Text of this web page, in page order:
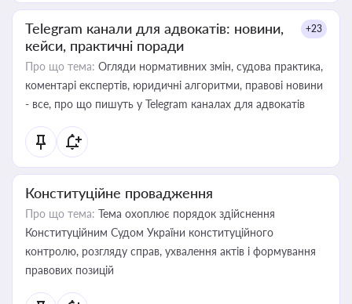
Telegram канали для адвокатів: новини,
кейси, практичні поради
+23
Про що тема: Огляди нормативних змін, судова практика,
коментарі експертів, юридичні алгоритми, правові новини
- все, про що пишуть у Telegram каналах для адвокатів
Конституційне провадження
Про що тема: Тема охоплює порядок здійснення
Конституційним Судом України конституційного
контролю, розгляду справ, ухвалення актів і формування
правових позицій